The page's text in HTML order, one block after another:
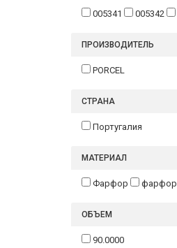
005341
005342
ПРОИЗВОДИТЕЛЬ
PORCEL
СТРАНА
Португалия
МАТЕРИАЛ
Фарфор фарфор
ОБЪЕМ
90.0000